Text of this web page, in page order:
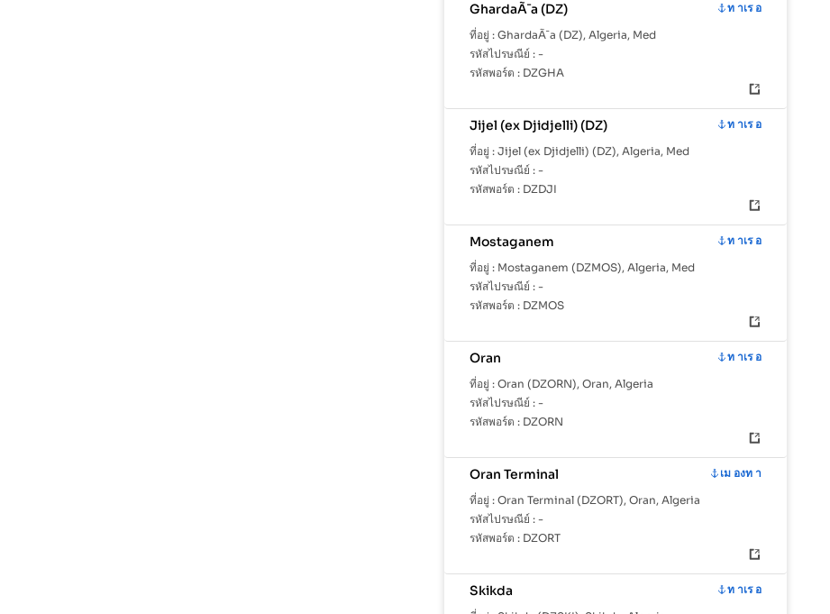
GhardaÃ¯a (DZ)
ท าเร อ
ที่อยู่ : GhardaÃ¯a (DZ), Algeria, Med
รหัสไปรษณีย์ : -
รหัสพอร์ต : DZGHA
Jijel (ex Djidjelli) (DZ)
ท าเร อ
ที่อยู่ : Jijel (ex Djidjelli) (DZ), Algeria, Med
รหัสไปรษณีย์ : -
รหัสพอร์ต : DZDJI
Mostaganem
ท าเร อ
ที่อยู่ : Mostaganem (DZMOS), Algeria, Med
รหัสไปรษณีย์ : -
รหัสพอร์ต : DZMOS
Oran
ท าเร อ
ที่อยู่ : Oran (DZORN), Oran, Algeria
รหัสไปรษณีย์ : -
รหัสพอร์ต : DZORN
Oran Terminal
เม องท า
ที่อยู่ : Oran Terminal (DZORT), Oran, Algeria
รหัสไปรษณีย์ : -
รหัสพอร์ต : DZORT
Skikda
ท าเร อ